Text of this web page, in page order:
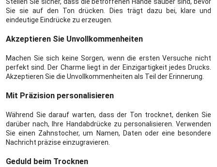
Sie sie auf den Ton drücken. Dies trägt dazu bei, klare und
eindeutige Eindrücke zu erzeugen.
Akzeptieren Sie Unvollkommenheiten
Machen Sie sich keine Sorgen, wenn die ersten Versuche nicht
perfekt sind. Der Charme liegt in der Einzigartigkeit jedes Drucks.
Akzeptieren Sie die Unvollkommenheiten als Teil der Erinnerung.
Mit Präzision personalisieren
Während Sie darauf warten, dass der Ton trocknet, denken Sie
darüber nach, Ihre Handabdrücke zu personalisieren. Verwenden
Sie einen Zahnstocher, um Namen, Daten oder eine besondere
Nachricht präzise einzugravieren.
Geduld beim Trocknen